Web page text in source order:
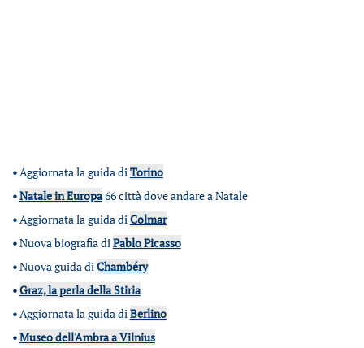
•Aggiornata la guida diTorino
•Natale in Europa66 città dove andare a Natale
•Aggiornata la guida diColmar
•Nuova biografia diPablo Picasso
•Nuova guida diChambéry
•Graz, la perla della Stiria
•Aggiornata la guida diBerlino
•Museo dell'Ambra a Vilnius